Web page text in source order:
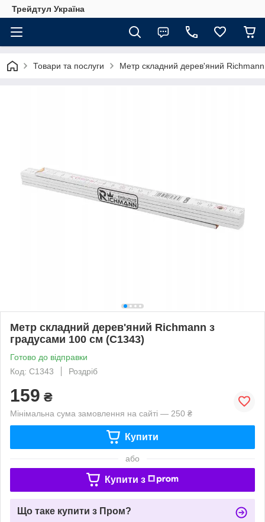
Трейдтул Україна
Товари та послуги Метр складний дерев'яний
Метр складний дерев'яний Richmann з
градусами 100 см (C1343)
Готово до відправки
Код: C1343
Роздріб
159 ₴
Мінімальна сума замовлення на сайті — 250 ₴
Купити
або
Купити з
Що таке купити з Пром?